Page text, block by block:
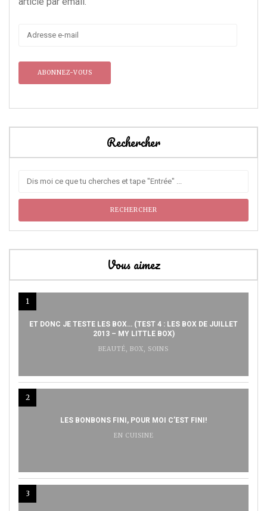
Adresse
mail
Rechercher
Vous aimez
1
ET DONC JE TESTE LES BOX… (TEST 4 : LES BOX DE JUILLET
2013 – MY LITTLE BOX)
BEAUTÉ BOX SOINS
2
LES BONBONS FINI, POUR MOI C’EST FINI!
EN CUISINE
3